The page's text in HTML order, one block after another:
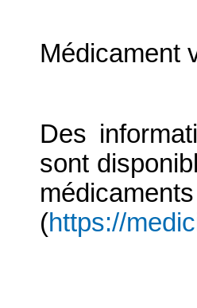
Médicament
Des
sont
médicaments
(https://